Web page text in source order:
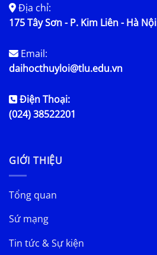
Địa chỉ:
175 Tây Sơn - P. Kim Liên - Hà Nội
Email:
daihocthuyloi@tlu.edu.vn
Điện Thoại:
(024) 38522201
GIỚI THIỆU
Tổng quan
Sứ mạng
Tin tức & Sự kiện